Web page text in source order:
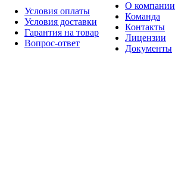
Условия оплаты
Условия доставки
Гарантия на товар
Вопрос-ответ
О компании
Команда
Контакты
Лицензии
Документы